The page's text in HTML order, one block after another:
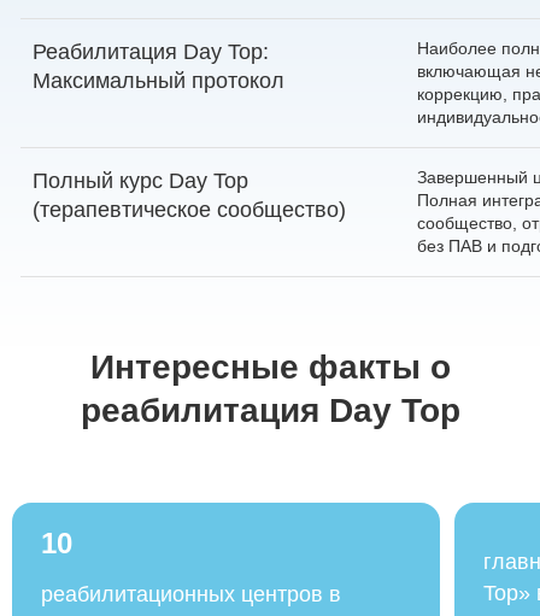
Реабилитация Day Top:
Максимальный протокол
Наиболее
включающая
коррекцию,
Полный курс Day Top
(терапевтическое сообщество)
Завершенный
Полная
сообщество,
без ПАВ и
Интересные факты о
реабилитация Day Top
10
реабилитационных центров в
Top»